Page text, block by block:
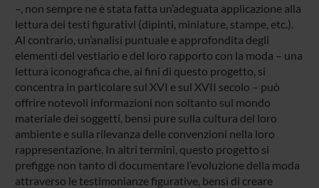
–, non sempre ne è stata fatta un’adeguata applicazione alla
lettura dei testi figurativi (dipinti, miniature, stampe, etc.).
Al contrario, un’analisi puntuale e approfondita degli
elementi del vestiario e del loro rapporto con la moda – una
lettura iconografica che, ai fini di questo progetto, si
concentra in particolare sul XVI e sul XVII secolo – può
offrire notevoli informazioni non soltanto sul mondo
materiale dei soggetti, bensì pure sulla cultura del loro
ambiente e sulla rilevanza delle convenzioni nella loro
rappresentazione. In altri termini, questo progetto si
prefigge non tanto di documentare l’evoluzione della moda
attraverso le testimonianze figurative, bensì di creare